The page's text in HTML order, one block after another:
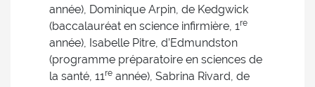
année), Dominique Arpin, de Kedgwick
(baccalauréat en science infirmière, 1re
année), Isabelle Pitre, d’Edmundston
(programme préparatoire en sciences de
la santé, 11re année), Sabrina Rivard, de